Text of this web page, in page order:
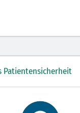
Patientensicherheit